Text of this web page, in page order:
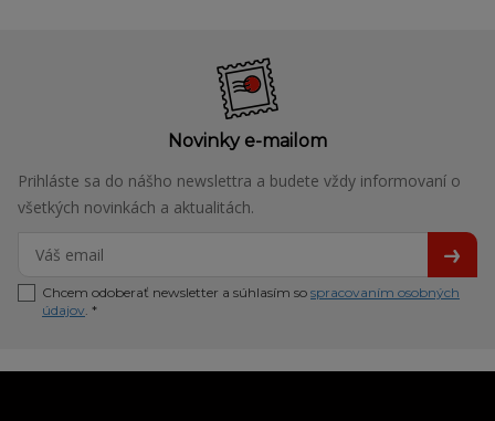
Novinky e-mailom
Prihláste sa do nášho newslettra a budete vždy informovaní o
všetkých novinkách a aktualitách.
Chcem odoberať newsletter a súhlasím so spracovaním osobných
údajov. *